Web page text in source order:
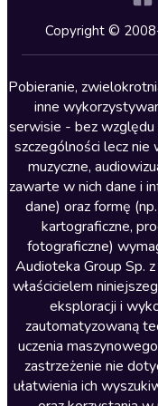
Kryminały
Lektury szkolne
Literatura anglojęzyczna
Literatura faktu
Literatura obyczajowa
Literatura piękna obca
Literatura piękna polska
Nagrania relaksacyjne
Nauka języków
Nauki humanistyczne
Podcasty i audycje
Polityka
Prasa
Copyright ©
Pobieranie,
inne
serwisie - bez względu
szczególności lecz nie
muzyczne,
zawarte w nich dane i
dane) oraz formę
kartograficzne,
fotograficzne)
Audioteka Group Sp.
właścicielem
eksploracji i
zautomatyzowaną
uczenia
zastrzeżenie nie
ułatwienia ich